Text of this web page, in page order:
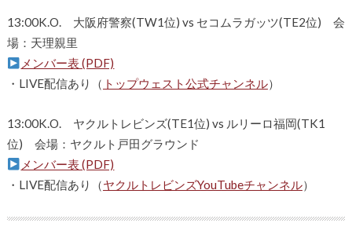
13:00K.O. 大阪府警察(TW1位) vs セコムラガッツ(TE2位) 会
場：天理親里
メンバー表 (PDF)
・LIVE配信あり（ トップウェスト公式チャンネル）
13:00K.O. ヤクルトレビンズ(TE1位) vs ルリーロ福岡(TK1
位) 会場：ヤクルト戸田グラウンド
メンバー表 (PDF)
・LIVE配信あり（ヤクルトレビンズYouTubeチャンネル）